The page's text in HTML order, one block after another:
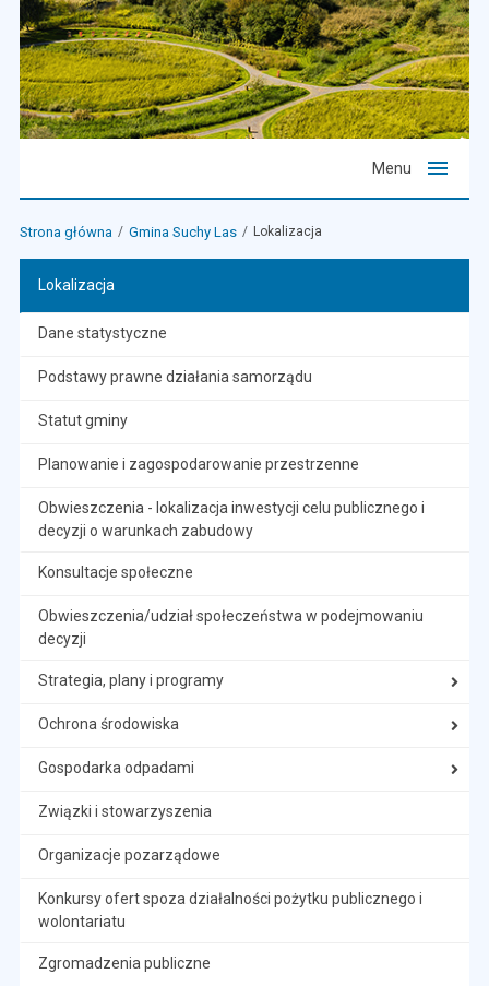
Menu
Strona główna Gmina Suchy Las Lokalizacja
Lokalizacja
Dane statystyczne
Podstawy prawne działania samorządu
Statut gminy
Planowanie i zagospodarowanie przestrzenne
Obwieszczenia - lokalizacja inwestycji celu publicznego i
decyzji o warunkach zabudowy
Konsultacje społeczne
Obwieszczenia/udział społeczeństwa w podejmowaniu
decyzji
Strategia, plany i programy
Ochrona środowiska
Gospodarka odpadami
Związki i stowarzyszenia
Organizacje pozarządowe
Konkursy ofert spoza działalności pożytku publicznego i
wolontariatu
Zgromadzenia publiczne